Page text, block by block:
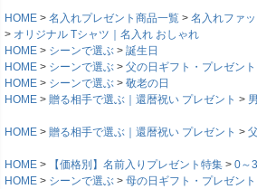
HOME 名入れプレゼント商品一覧
名入れファ
オリジナル Tシャツ｜名入れ おしゃれ
HOME
シーンで選ぶ
誕生日
HOME
シーンで選ぶ
父の日ギフト・プレゼント
HOME
シーンで選ぶ
敬老の日
HOME
贈る相手で選ぶ｜還暦祝い プレゼント
HOME 贈る相手で選ぶ｜還暦祝い プレゼント
HOME 【価格別】名前入りプレゼント特集
0～
HOME
シーンで選ぶ
母の日ギフト・プレゼント